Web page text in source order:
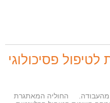
פסיכולוגי
ההחלטה על פנייה לטיפול היא 90% מהעבודה. החוליה המאתגרת